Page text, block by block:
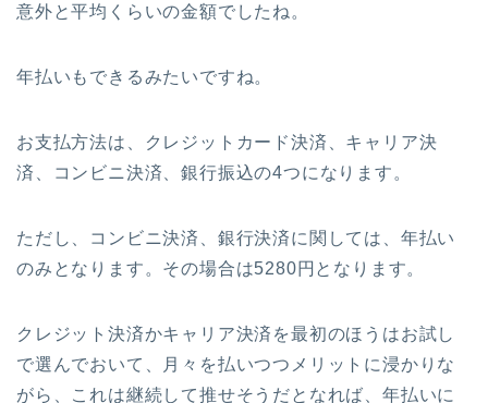
意外と平均くらいの金額でしたね。
年払いもできるみたいですね。
お支払方法は、クレジットカード決済、キャリア決
済、コンビニ決済、銀行振込の4つになります。
ただし、コンビニ決済、銀行決済に関しては、年払い
のみとなります。その場合は5280円となります。
クレジット決済かキャリア決済を最初のほうはお試し
で選んでおいて、月々を払いつつメリットに浸かりな
がら、これは継続して推せそうだとなれば、年払いに